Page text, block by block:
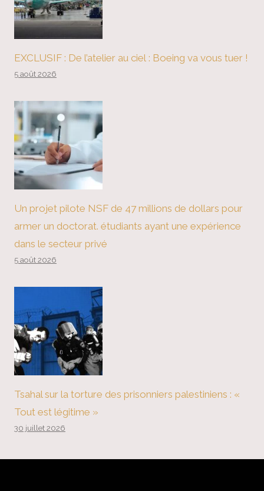
EXCLUSIF : De l’atelier au ciel : Boeing va vous tuer !
5 août 2026
Un projet pilote NSF de 47 millions de dollars pour
armer un doctorat. étudiants ayant une expérience
dans le secteur privé
5 août 2026
Tsahal sur la torture des prisonniers palestiniens : «
Tout est légitime »
30 juillet 2026